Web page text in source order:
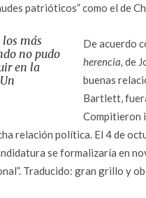
patrióticos” como el de
los más
no pudo
en la
De acuerdo
herencia, de
buenas
Bartlett,
Compitieron
relación política. El 4 de
se formalizaría en
Traducido: gran grillo y